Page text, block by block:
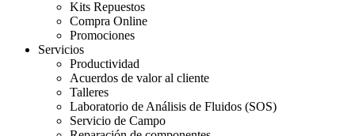
Kits Repuestos
Compra Online
Promociones
Servicios
Productividad
Acuerdos de valor al cliente
Talleres
Laboratorio de Análisis de Fluidos (SOS)
Servicio de Campo